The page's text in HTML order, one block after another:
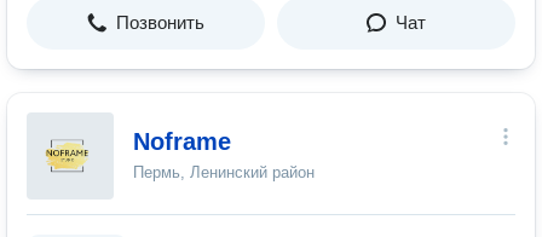
Позвонить Чат
Noframe
Пермь, Ленинский район